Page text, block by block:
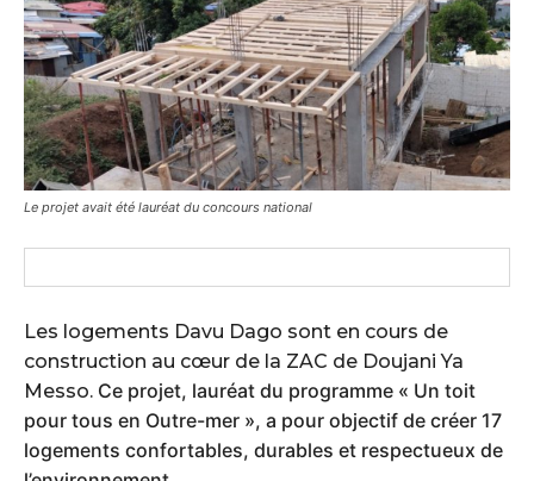
Le projet avait été lauréat du concours national
Les logements Davu Dago sont en cours de
construction au cœur de la ZAC de Doujani Ya
Messo. Ce projet, lauréat du programme « Un toit
pour tous en Outre-mer », a pour objectif de créer 17
logements confortables, durables et respectueux de